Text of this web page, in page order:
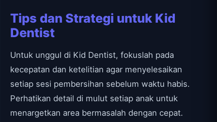
Tips dan Strategi untuk Kid
Dentist
Untuk unggul di Kid Dentist, fokuslah pada
kecepatan dan ketelitian agar menyelesaikan
setiap sesi pembersihan sebelum waktu habis.
Perhatikan detail di mulut setiap anak untuk
menargetkan area bermasalah dengan cepat.